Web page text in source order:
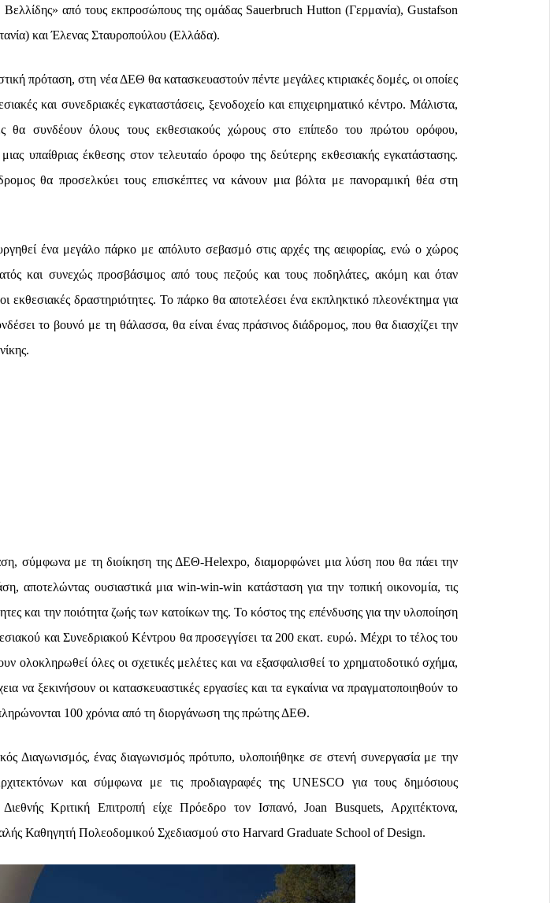
Βελλίδης» από τους εκπροσώπους της ομάδας Sauerbruch Hutton (Γερμανία), Gustafson
και Έλενας Σταυροπούλου (Ελλάδα).
πρόταση, στη νέα ΔΕΘ θα κατασκευαστούν πέντε μεγάλες κτιριακές δομές, οι οποίες
και συνεδριακές εγκαταστάσεις, ξενοδοχείο και επιχειρηματικό κέντρο. Μάλιστα,
θα συνδέουν όλους τους εκθεσιακούς χώρους στο επίπεδο του πρώτου ορόφου,
υπαίθριας έκθεσης στον τελευταίο όροφο της δεύτερης εκθεσιακής εγκατάστασης.
θα προσελκύει τους επισκέπτες να κάνουν μια βόλτα με πανοραμική θέα στη
ένα μεγάλο πάρκο με απόλυτο σεβασμό στις αρχές της αειφορίας, ενώ ο χώρος
και συνεχώς προσβάσιμος από τους πεζούς και τους ποδηλάτες, ακόμη και όταν
εκθεσιακές δραστηριότητες. Το πάρκο θα αποτελέσει ένα εκπληκτικό πλεονέκτημα για
το βουνό με τη θάλασσα, θα είναι ένας πράσινος διάδρομος, που θα διασχίζει την
σύμφωνα με τη διοίκηση της ΔΕΘ-Helexpo, διαμορφώνει μια λύση που θα πάει την
αποτελώντας ουσιαστικά μια win-win-win κατάσταση για την τοπική οικονομία, τις
και την ποιότητα ζωής των κατοίκων της. Το κόστος της επένδυσης για την υλοποίηση
και Συνεδριακού Κέντρου θα προσεγγίσει τα 200 εκατ. ευρώ. Μέχρι το τέλος του
ολοκληρωθεί όλες οι σχετικές μελέτες και να εξασφαλισθεί το χρηματοδοτικό σχήμα,
να ξεκινήσουν οι κατασκευαστικές εργασίες και τα εγκαίνια να πραγματοποιηθούν το
100 χρόνια από τη διοργάνωση της πρώτης ΔΕΘ.
Διαγωνισμός, ένας διαγωνισμός πρότυπο, υλοποιήθηκε σε στενή συνεργασία με την
και σύμφωνα με τις προδιαγραφές της UNESCO για τους δημόσιους
Κριτική Επιτροπή είχε Πρόεδρο τον Ισπανό, Joan Busquets, Αρχιτέκτονα,
Καθηγητή Πολεοδομικού Σχεδιασμού στο Harvard Graduate School of Design.